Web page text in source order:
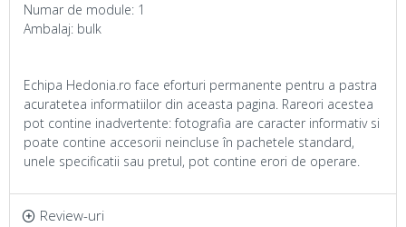
Numar de module: 1
Ambalaj: bulk
Echipa Hedonia.ro face eforturi permanente pentru a pastra
acuratetea informatiilor din aceasta pagina. Rareori acestea
pot contine inadvertente: fotografia are caracter informativ si
poate contine accesorii neincluse în pachetele standard,
unele specificatii sau pretul, pot contine erori de operare.
Review-uri